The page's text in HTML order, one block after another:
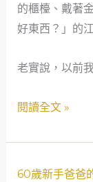
導
遊
媽
重
事
的櫃檯、戴著
好東西？」的
老實說，以前
一
位
歲
親
分
閱讀全文 »
60歲新手爸爸
60